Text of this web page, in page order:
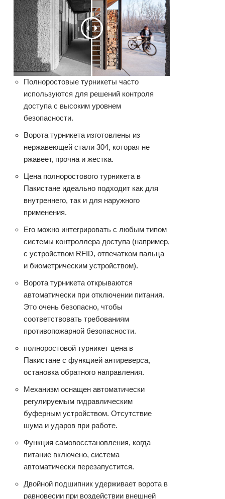
Полноростовые турникеты часто
используются для решений контроля
доступа с высоким уровнем
безопасности.
Ворота турникета изготовлены из
нержавеющей стали 304, которая не
ржавеет, прочна и жестка.
Цена полноростового турникета в
Пакистане идеально подходит как для
внутреннего, так и для наружного
применения.
Его можно интегрировать с любым типом
системы контроллера доступа (например,
с устройством RFID, отпечатком пальца
и биометрическим устройством).
Ворота турникета открываются
автоматически при отключении питания.
Это очень безопасно, чтобы
соответствовать требованиям
противопожарной безопасности.
полноростовой турникет цена в
Пакистане с функцией антиреверса,
остановка обратного направления.
Механизм оснащен автоматически
регулируемым гидравлическим
буферным устройством. Отсутствие
шума и ударов при работе.
Функция самовосстановления, когда
питание включено, система
автоматически перезапустится.
Двойной подшипник удерживает ворота в
равновесии при воздействии внешней